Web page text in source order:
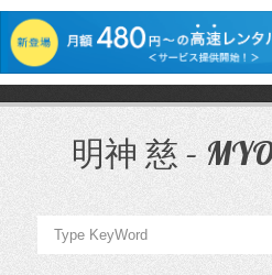
ス
明神 慈 –